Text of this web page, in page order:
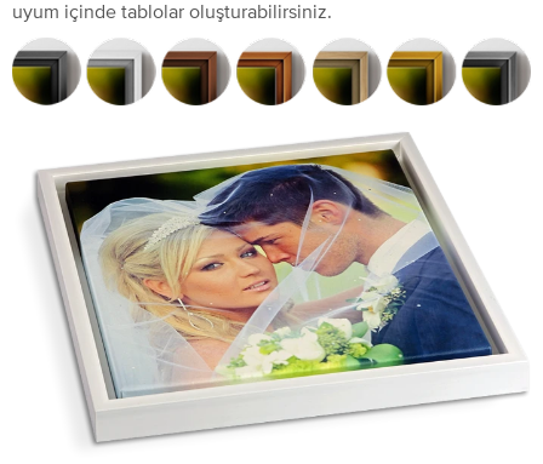
uyum içinde tablolar oluşturabilirsiniz.